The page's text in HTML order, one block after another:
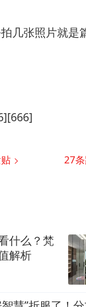
几张照片就是
27
什么？梵
解析